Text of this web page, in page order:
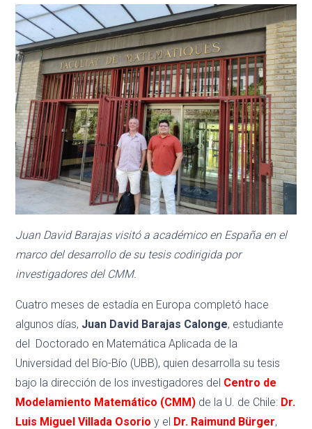
Juan David Barajas visitó a académico en España en el
marco del desarrollo de su tesis codirigida por
investigadores del CMM.
Cuatro meses de estadía en Europa completó hace
algunos días, Juan David Barajas Calonge, estudiante
del Doctorado en Matemática Aplicada de la
Universidad del Bío-Bío (UBB), quien desarrolla su tesis
bajo la dirección de los investigadores del Centro de
Modelamiento Matemático (CMM) de la U. de Chile: Dr.
Luis Miguel Villada Osorio y el Dr. Raimund Bürger,